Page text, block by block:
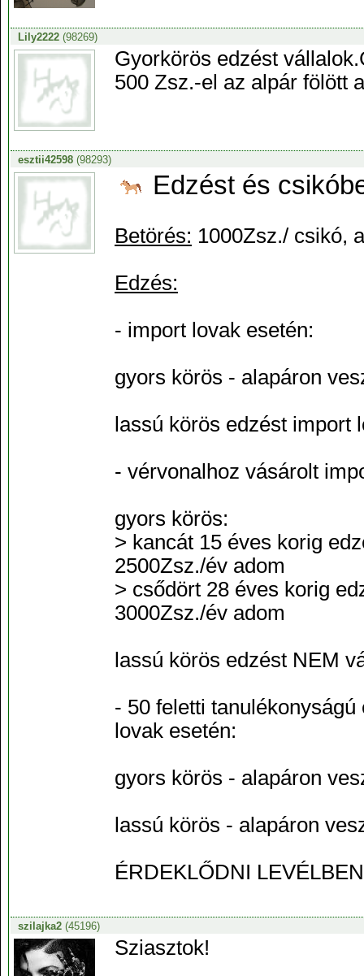
Lily2222(98269)
Gyorkörös edzést
500 Zsz.-el az alpár fölött
esztii42598(98293)
Edzést és
Betörés: 1000Zsz./ csikó,
Edzés:
- import lovak esetén:
gyors körös - alapáron
lassú körös edzést import
- vérvonalhoz vásárolt
gyors körös:
> kancát 15 éves korig
2500Zsz./év adom
> csődört 28 éves korig
3000Zsz./év adom
lassú körös edzést NEM
- 50 feletti
lovak esetén:
gyors körös - alapáron
lassú körös - alapáron
ÉRDEKLŐDNI
szilajka2(45196)
Sziasztok!